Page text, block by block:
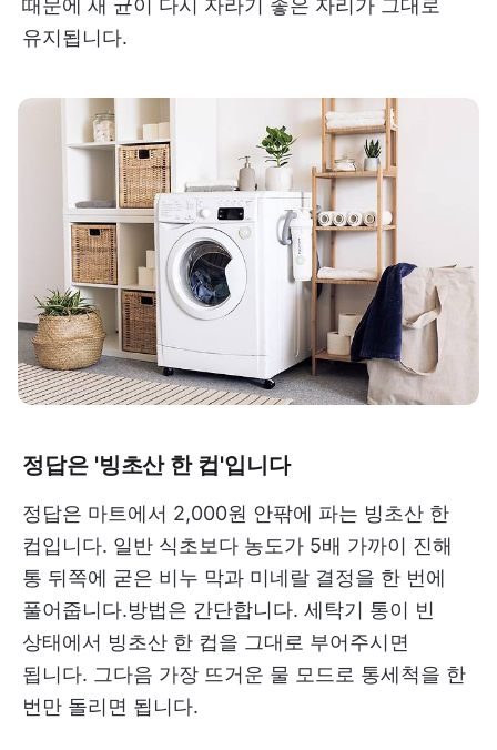
때문에 새 균이 다시 자라기 좋은 자리가 그대로
유지됩니다.
정답은 '빙초산 한 컵'입니다
정답은 마트에서 2,000원 안팎에 파는 빙초산 한
컵입니다. 일반 식초보다 농도가 5배 가까이 진해
통 뒤쪽에 굳은 비누 막과 미네랄 결정을 한 번에
풀어줍니다.방법은 간단합니다. 세탁기 통이 빈
상태에서 빙초산 한 컵을 그대로 부어주시면
됩니다. 그다음 가장 뜨거운 물 모드로 통세척을 한
번만 돌리면 됩니다.